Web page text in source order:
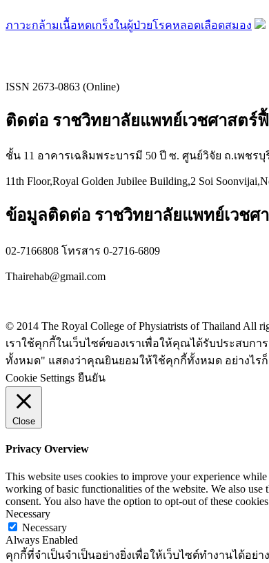
ภาวะกล้ามเนื้อหดเกร็งในผู้ป่วยโรคหลอดเลือดสมอง
ISSN 2673-0863 (Online)
ติดต่อ ราชวิทยาลัยแพทย์เวชศาสตร์
ชั้น 11 อาคารเฉลิมพระบารมี 50 ปี ซ. ศูนย์วิจัย ถ.เพชรบุ
11th Floor,Royal Golden Jubilee Building,2 Soi
ข้อมูลติดต่อ ราชวิทยาลัยแพทย์เวชศ
02-7166808 โทรสาร 0-2716-6809
Thairehab@gmail.com
© 2014 The Royal College of Physiatrists of Thailand All
เราใช้คุกกี้ในเว็บไซต์ของเราเพื่อให้คุณได้รับประสบ
ทั้งหมด" แสดงว่าคุณยินยอมให้ใช้คุกกี้ทั้งหมด อย่างไร
Cookie Settings ยืนยัน
Close
Privacy Overview
This website uses cookies to improve your experience
working of basic functionalities of the website. We also
consent. You also have the option to opt-out of these
Necessary
Necessary
Always Enabled
คุกกี้ที่จำเป็นจำเป็นอย่างยิ่งเพื่อให้เว็บไซต์ทำงานได้